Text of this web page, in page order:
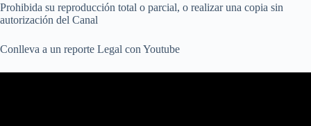
Prohibida su reproducción total o parcial, o realizar una copia sin
autorización del Canal
Conlleva a un reporte Legal con Youtube